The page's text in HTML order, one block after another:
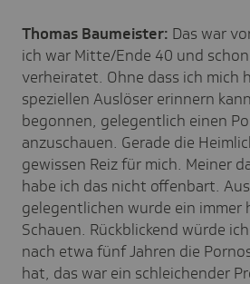
Thomas Baumeister: Das war
ich war Mitte/Ende 40 und
verheiratet. Ohne dass ich mich
speziellen Auslöser erinnern
begonnen, gelegentlich einen
anzuschauen. Gerade die
gewissen Reiz für mich. Meiner
habe ich das nicht offenbart.
gelegentlichen wurde ein immer
Schauen. Rückblickend würde
nach etwa fünf Jahren die
hat, das war ein schleichender